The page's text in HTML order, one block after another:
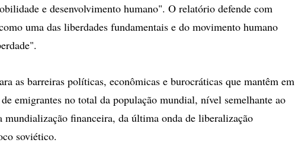
e desenvolvimento humano". O relatório defende com
uma das liberdades fundamentais e do movimento humano
as barreiras políticas, econômicas e burocráticas que mantêm em
emigrantes no total da população mundial, nível semelhante ao
mundialização financeira, da última onda de liberalização
soviético.